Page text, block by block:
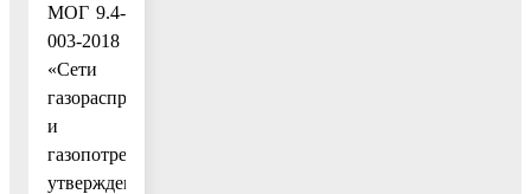
МОГ 9.4-
003-2018
«Сети
газораспределения
и
газопотребления»,
утвержденного